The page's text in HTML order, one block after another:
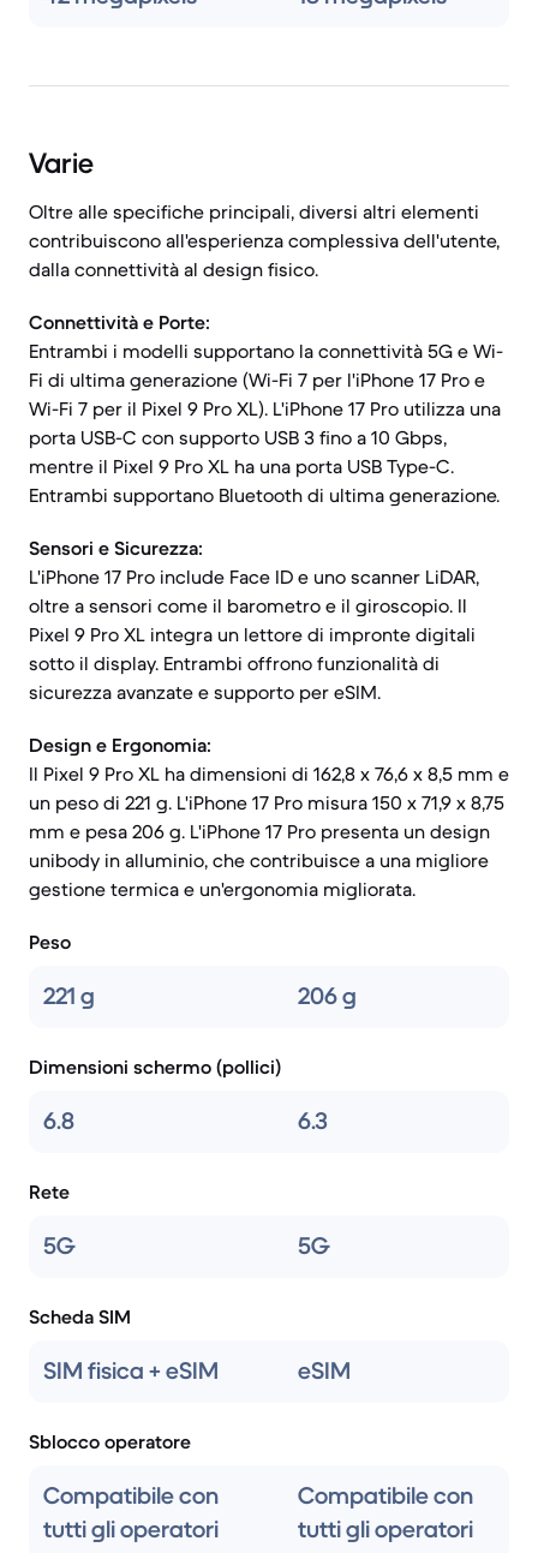
Varie
Oltre alle specifiche principali, diversi altri elementi
contribuiscono all'esperienza complessiva dell'utente,
dalla connettività al design fisico.
Connettività e Porte:
Entrambi i modelli supportano la connettività 5G e Wi-
Fi di ultima generazione (Wi-Fi 7 per l'iPhone 17 Pro e
Wi-Fi 7 per il Pixel 9 Pro XL). L'iPhone 17 Pro utilizza una
porta USB-C con supporto USB 3 fino a 10 Gbps,
mentre il Pixel 9 Pro XL ha una porta USB Type-C.
Entrambi supportano Bluetooth di ultima generazione.
Sensori e Sicurezza:
L'iPhone 17 Pro include Face ID e uno scanner LiDAR,
oltre a sensori come il barometro e il giroscopio. Il
Pixel 9 Pro XL integra un lettore di impronte digitali
sotto il display. Entrambi offrono funzionalità di
sicurezza avanzate e supporto per eSIM.
Design e Ergonomia:
Il Pixel 9 Pro XL ha dimensioni di 162,8 x 76,6 x 8,5 mm e
un peso di 221 g. L'iPhone 17 Pro misura 150 x 71,9 x 8,75
mm e pesa 206 g. L'iPhone 17 Pro presenta un design
unibody in alluminio, che contribuisce a una migliore
gestione termica e un'ergonomia migliorata.
Peso
221 g 206 g
Dimensioni schermo (pollici)
6.8 6.3
Rete
5G 5G
Scheda SIM
SIM fisica + eSIM eSIM
Sblocco operatore
Compatibile con
tutti gli operatori
Compatibile con
tutti gli operatori